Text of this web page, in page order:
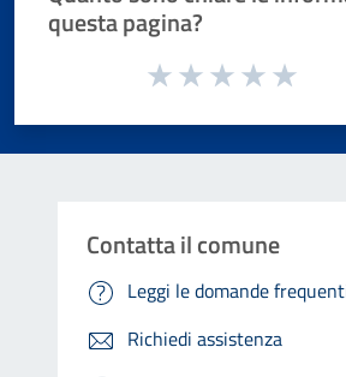
questa pagina?
Valuta da 1 a 5 stelle la pagina
Contatta il comune
Leggi le domande
Richiedi assistenza